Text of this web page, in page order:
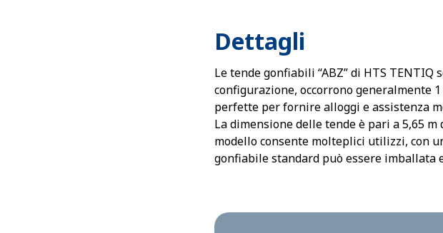
Dettagli
Le tende gonfiabili “ABZ” di HTS
configurazione, occorrono generalmente
perfette per fornire alloggi e assistenza
La dimensione delle tende è pari a 5,65
modello consente molteplici utilizzi, con
gonfiabile standard può essere imballata